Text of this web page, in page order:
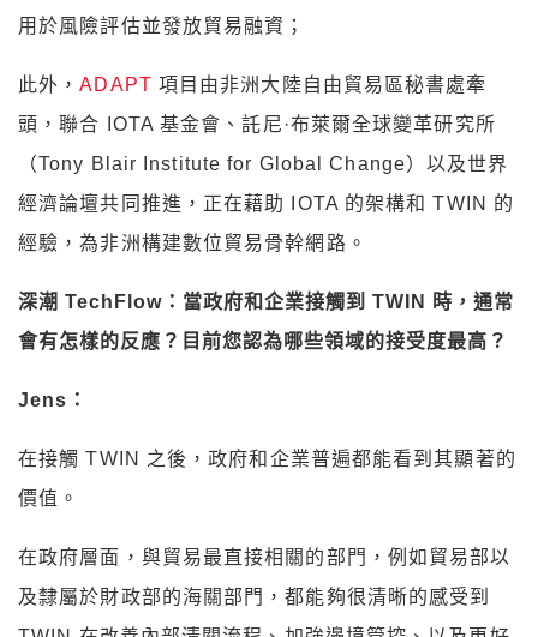
用於風險評估並發放貿易融資；
此外，ADAPT 項目由非洲大陸自由貿易區秘書處牽
頭，聯合 IOTA 基金會、託尼·布萊爾全球變革研究所
（Tony Blair Institute for Global Change）以及世界
經濟論壇共同推進，正在藉助 IOTA 的架構和 TWIN 的
經驗，為非洲構建數位貿易骨幹網路。
深潮 TechFlow：當政府和企業接觸到 TWIN 時，通常
會有怎樣的反應？目前您認為哪些領域的接受度最高？
Jens：
在接觸 TWIN 之後，政府和企業普遍都能看到其顯著的
價值。
在政府層面，與貿易最直接相關的部門，例如貿易部以
及隸屬於財政部的海關部門，都能夠很清晰的感受到